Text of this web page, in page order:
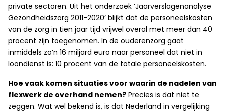
private sectoren. Uit het onderzoek ‘Jaarverslagenanalyse
Gezondheidszorg 2011-2020’ blijkt dat de personeelskosten
van de zorg in tien jaar tijd vrijwel overal met meer dan 40
procent zijn toegenomen. In de ouderenzorg gaat
inmiddels zo’n 16 miljard euro naar personeel dat niet in
loondienst is: 10 procent van de totale personeelskosten.
Hoe vaak komen situaties voor waarin de nadelen van
flexwerk de overhand nemen? Precies is dat niet te
zeggen. Wat wel bekend is, is dat Nederland in vergelijking